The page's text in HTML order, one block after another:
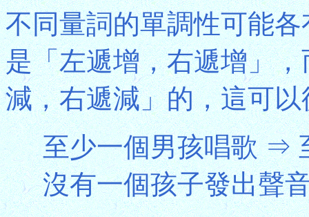
不同量詞的單調性可能
是「左遞增，右遞增」
減，右遞減」的，這可
至少一個男孩唱歌 ⇒
沒有一個孩子發出